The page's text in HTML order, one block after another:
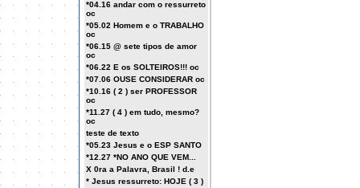
*04.16 andar com o ressurreto
oc
*05.02 Homem e o TRABALHO
oc
*06.15 @ sete tipos de amor
oc
*06.22 E os SOLTEIROS!!! oc
*07.06 OUSE CONSIDERAR oc
*10.16 ( 2 ) ser PROFESSOR
oc
*11.27 ( 4 ) em tudo, mesmo?
oc
teste de texto
*05.23 Jesus e o ESP SANTO
*12.27 *NO ANO QUE VEM...
X 0ra a Palavra, Brasil ! d.e
* Jesus ressurreto: HOJE ( 3 )